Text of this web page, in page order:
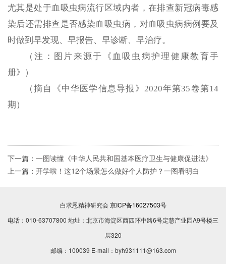
尤其是处于血吸虫病流行区域内者，在排查新冠病毒感
染后还需排查是否感染血吸虫病，对血吸虫病病例要及
时做到早发现、早报告、早诊断、早治疗。
（注：图片来源于《血吸虫病护理健康教育手
册》）
（摘自《中华医学信息导报》2020年第35卷第14
期）
下一篇： 一图读懂《中华人民共和国基本医疗卫生与健康促进法》
上一篇： 开学啦！这12个场景怎么做好个人防护？一图看明白
白求恩精神研究会京ICP备16027503号
电话：010-63707800 地址：北京市海淀区西四环中路6号定慧产业园A9号楼三
层320
邮编：100039 E-mail：byh931111@163.com